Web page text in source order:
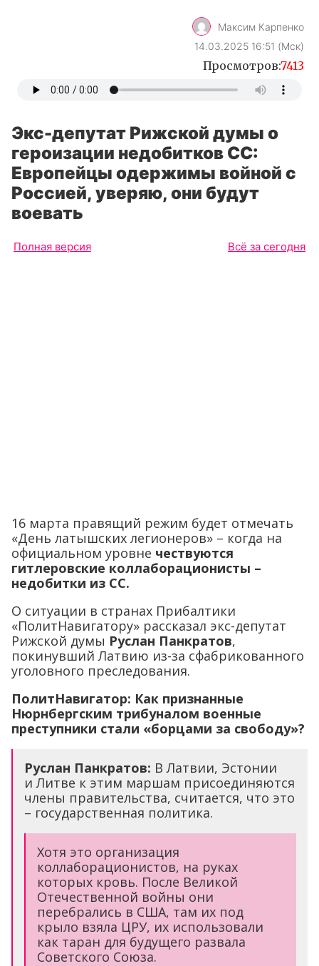
Максим Карпенко
14.03.2025 16:51 (Мск)
Просмотров:7413
Экс-депутат Рижской думы о
героизации недобитков СС:
Европейцы одержимы войной с
Россией, уверяю, они будут
воевать
Полная версия Всё за сегодня
16 марта правящий режим будет отмечать
«День латышских легионеров» – когда на
официальном уровне чествуются
гитлеровские коллаборационисты –
недобитки из СС.
О ситуации в странах Прибалтики
«ПолитНавигатору» рассказал экс-депутат
Рижской думы Руслан Панкратов,
покинувший Латвию из-за сфабрикованного
уголовного преследования.
ПолитНавигатор: Как признанные
Нюрнбергским трибуналом военные
преступники стали «борцами за свободу»?
Руслан Панкратов: В Латвии, Эстонии
и Литве к этим маршам присоединяются
члены правительства, считается, что это
– государственная политика.
Хотя это организация
коллаборационистов, на руках
которых кровь. После Великой
Отечественной войны они
перебрались в США, там их под
крыло взяла ЦРУ, их использовали
как таран для будущего развала
Советского Союза.